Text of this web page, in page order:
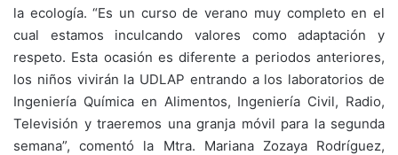
la ecología. “Es un curso de verano muy completo en el
cual estamos inculcando valores como adaptación y
respeto. Esta ocasión es diferente a periodos anteriores,
los niños vivirán la UDLAP entrando a los laboratorios de
Ingeniería Química en Alimentos, Ingeniería Civil, Radio,
Televisión y traeremos una granja móvil para la segunda
semana”, comentó la Mtra. Mariana Zozaya Rodríguez,